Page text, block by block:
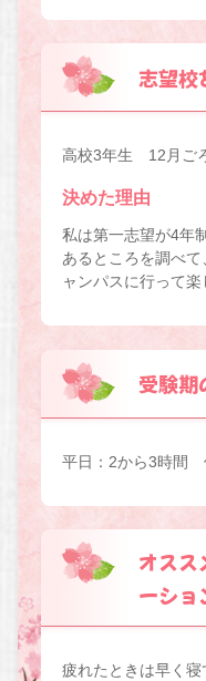
志望校
高校3年生 12月ご
決めた理由
私は第一志望が4年
あるところを調べ
ャンパスに行って楽
受験期
平日：2から3時間
オスス
ーショ
疲れたときは早く寝